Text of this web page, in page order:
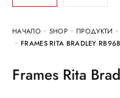
НАЧАЛО SHOP ПРОДУКТИ
FRAMES RITA BRADLEY
Frames Rita